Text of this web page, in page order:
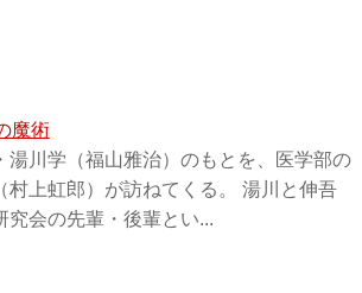
魔術
湯川学（福山雅治）のもとを、医学部の
村上虹郎）が訪ねてくる。 湯川と伸吾
究会の先輩・後輩とい...